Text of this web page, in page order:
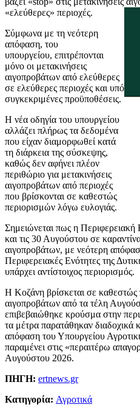
«ελεύθερες» περιοχές.
Σύμφωνα με τη νεότερη
απόφαση, του
υπουργείου, επιτρέπονται
μόνο οι μετακινήσεις
αιγοπροβάτων από ελεύθερες
σε ελεύθερες περιοχές και υπό
συγκεκριμένες προϋποθέσεις.
Η νέα οδηγία του υπουργείου
αλλάζει πλήρως τα δεδομένα
που είχαν διαμορφωθεί κατά
τη διάρκεια της σύσκεψης,
καθώς δεν αφήνει πλέον
περιθώριο για μετακινήσεις
αιγοπροβάτων από περιοχές
που βρίσκονται σε καθεστώς
περιορισμών λόγω ευλογιάς.
Σημειώνεται πως η
και τις 30 Αυγούστου σε
αιγοπροβάτων, με νεότερη
Περιφερειακές Ενότητες της
υπάρχει αντίστοιχος περιορισμός.
Η Κοζάνη βρίσκεται σε
αιγοπροβάτων από τα τέλη
επιβεβαιώθηκε κρούσμα στην
τα μέτρα παρατάθηκαν διαδοχικά
απόφαση του Υπουργείου
παραμένει στις «περαιτέρω
Αυγούστου 2026.
ΠΗΓΗ: ertnews.gr
Κατηγορία: Αγροτικά